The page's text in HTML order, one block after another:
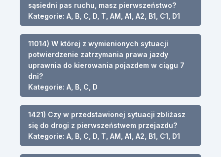
sąsiedni pas ruchu, masz pierwszeństwo?
Kategorie: A, B, C, D, T, AM, A1, A2, B1, C1, D1
11014) W której z wymienionych sytuacji
potwierdzenie zatrzymania prawa jazdy
uprawnia do kierowania pojazdem w ciągu 7
dni?
Kategorie: A, B, C, D
1421) Czy w przedstawionej sytuacji zbliżasz
się do drogi z pierwszeństwem przejazdu?
Kategorie: A, B, C, D, T, AM, A1, A2, B1, C1, D1